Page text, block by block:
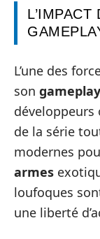
L’IMPACT
L’une des
son gameplay
développeurs
de la série
modernes
armes
loufoques
une liberté